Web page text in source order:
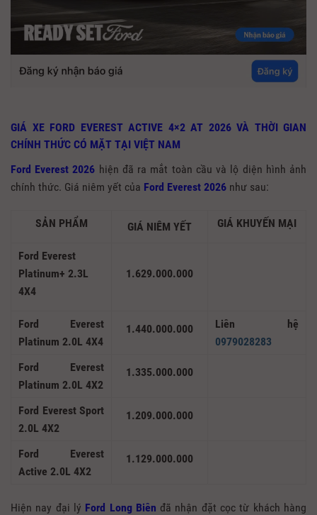
GIÁ XE FORD EVEREST ACTIVE 4×2 AT 2026 VÀ THỜI GIAN
CHÍNH THỨC CÓ MẶT TẠI VIỆT NAM
Ford Everest 2026 hiện đã ra mắt toàn cầu và lộ diện hình ảnh
chính thức. Giá niêm yết của Ford Everest 2026 như sau:
SẢN PHẨM GIÁ NIÊM YẾT GIÁ KHUYẾN MẠI
Ford Everest
Platinum+ 2.3L
4X4
1.629.000.000
Ford Everest
Platinum 2.0L 4X4
1.440.000.000
Liên hệ
0979028283
Ford Everest
Platinum 2.0L 4X2
1.335.000.000
Ford Everest Sport
2.0L 4X2
1.209.000.000
Ford Everest
Active 2.0L 4X2
1.129.000.000
Hiện nay đại lý Ford Long Biên đã nhận đặt cọc từ khách hàng